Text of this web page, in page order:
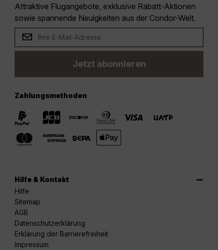
Attraktive Flugangebote, exklusive Rabatt-Aktionen
sowie spannende Neuigkeiten aus der Condor-Welt.
Jetzt abonnieren
Zahlungsmethoden
Hilfe & Kontakt
Hilfe
Sitemap
AGB
Datenschutzerklärung
Erklärung der Barrierefreiheit
Impressum